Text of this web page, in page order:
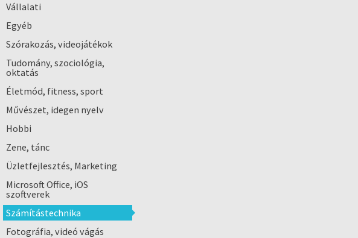
Vállalati
Egyéb
Szórakozás, videojátékok
Tudomány, szociológia,
oktatás
Életmód, fitness, sport
Művészet, idegen nyelv
Hobbi
Zene, tánc
Üzletfejlesztés, Marketing
Microsoft Office, iOS
szoftverek
Számítástechnika
Fotográfia, videó vágás